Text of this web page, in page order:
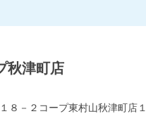
秋津町店
８－２コープ東村山秋津町店